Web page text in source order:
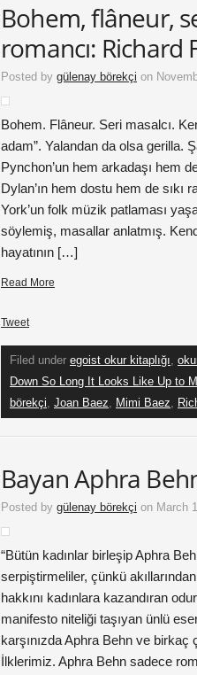
Bohem, flâneur,
romancı: Richard
Posted by gülenay börekçi on
Bohem. Flâneur. Seri masalcı.
adam”. Yalandan da olsa gerilla.
Pynchon’un hem arkadaşı hem
Dylan’ın hem dostu hem de
York’un folk müzik patlaması
söylemiş, masallar anlatmış.
hayatının […]
Read More
Tweet
Filed under egoist okur kitaplığı,
Down So Long It Looks Like Up to
börekçi, Joan Baez, Mimi Baez,
Bayan Aphra
Posted by gülenay börekçi on March
“Bütün kadınlar birleşip Aphra
serpiştirmeliler, çünkü
hakkını kadınlara kazandıran
manifesto niteliği taşıyan ünlü
karşınızda Aphra Behn ve birkaç
İlklerimiz. Aphra Behn sadece